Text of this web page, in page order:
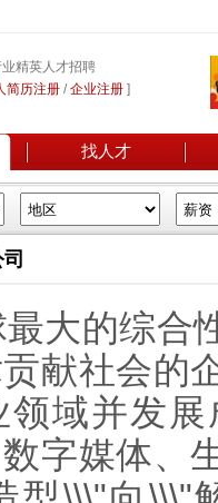
精英人才招聘
简历注册 /企业注册 ]
找人才
大的综合
献社会的
领域并发
字媒体、